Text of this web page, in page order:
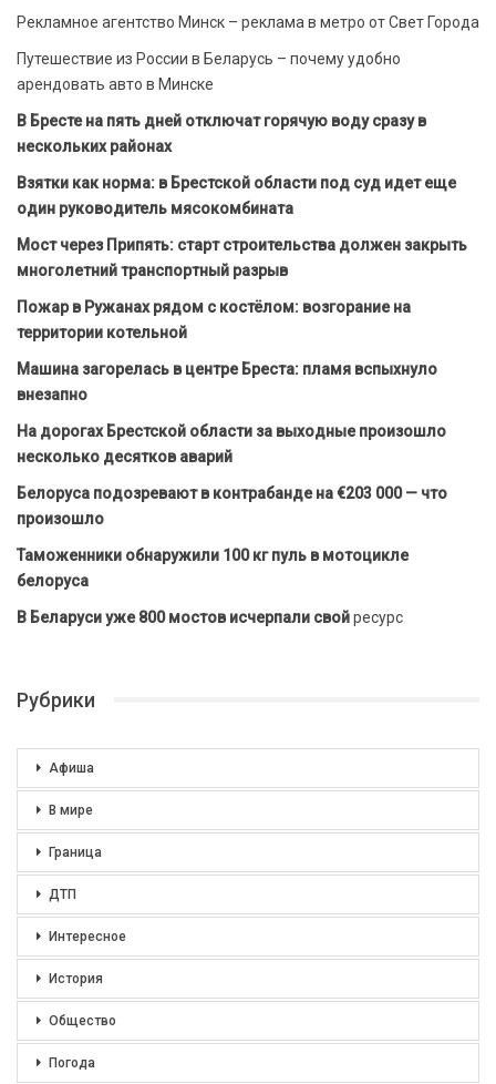
Рекламное агентство Минск – реклама в метро от Свет Города
Путешествие из России в Беларусь – почему удобно
арендовать авто в Минске
В Бресте на пять дней отключат горячую воду сразу в
нескольких районах
Взятки как норма: в Брестской области под суд идет еще
один руководитель мясокомбината
Мост через Припять: старт строительства должен закрыть
многолетний транспортный разрыв
Пожар в Ружанах рядом с костёлом: возгорание на
территории котельной
Машина загорелась в центре Бреста: пламя вспыхнуло
внезапно
На дорогах Брестской области за выходные произошло
несколько десятков аварий
Белоруса подозревают в контрабанде на €203 000 — что
произошло
Таможенники обнаружили 100 кг пуль в мотоцикле
белоруса
В Беларуси уже 800 мостов исчерпали свойресурс
Рубрики
Афиша
В мире
Граница
ДТП
Интересное
История
Общество
Погода